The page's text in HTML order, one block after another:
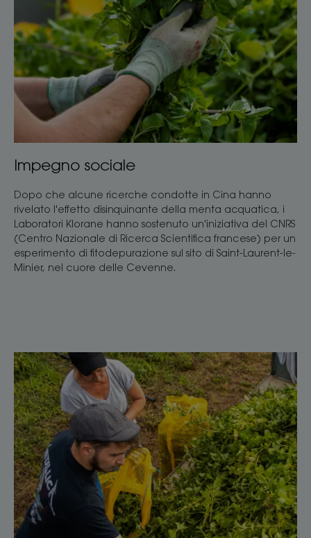
Impegno sociale
Dopo che alcune ricerche condotte in Cina hanno
rivelato l'effetto disinquinante della menta acquatica, i
Laboratori Klorane hanno sostenuto un'iniziativa del CNRS
(Centro Nazionale di Ricerca Scientifica francese) per un
esperimento di fitodepurazione sul sito di Saint-Laurent-le-
Minier, nel cuore delle Cevenne.